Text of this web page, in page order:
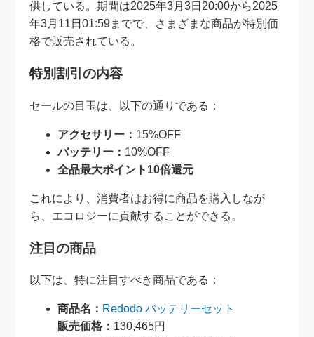
供している。期間は2025年3月3日20:00から2025
年3月11日01:59までで、さまざまな商品が特別価
格で販売されている。
特別割引の内容
セールの目玉は、以下の通りである：
アクセサリー： 15%OFF
バッテリー： 10%OFF
全品最大ポイント10倍還元
これにより、消費者はお得に商品を購入しなが
ら、エコロジーに貢献することができる。
注目の商品
以下は、特に注目すべき商品である：
商品名： Redodo バッテリーセット
販売価格： 130,465円